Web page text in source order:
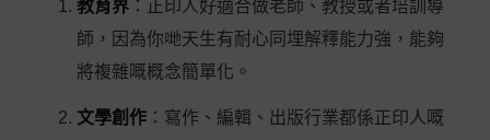
教育界 ：正印人好適合做老師、教授或者培訓導
師，因為你哋天生有耐心同埋解釋能力強，能夠
將複雜嘅概念簡單化。
文學創作 ：寫作、編輯、出版行業都係正印人嘅